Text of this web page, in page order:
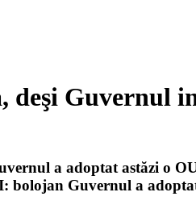
Guvernul
a adoptat astăzi o
bolojan Guvernul a